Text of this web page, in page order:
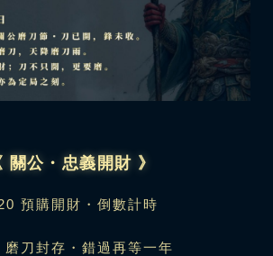
關公・忠義開財 》
預購開財・倒數計時
刀封存・錯過再等一年